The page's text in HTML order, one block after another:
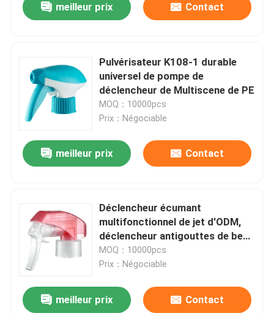
À la maison
Produits
À propos de nous
meilleur prix Contact
Pulvérisateur K108-1 durable
universel de pompe de
déclencheur de Multiscene de PE
MOQ：10000pcs
Prix：Négociable
meilleur prix Contact
Déclencheur écumant
multifonctionnel de jet d'ODM,
déclencheur antigouttes de bec
de pulvérisation pour la bouteille
MOQ：10000pcs
Prix：Négociable
meilleur prix Contact
Pulvérisateur bleu de pompe de déclencheur de fonction multi universel pour la station de lavage